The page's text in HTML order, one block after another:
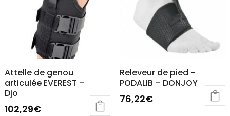
Attelle de genou
articulée EVEREST –
Djo
102,29€
Releveur de pied -
PODALIB – DONJOY
76,22€